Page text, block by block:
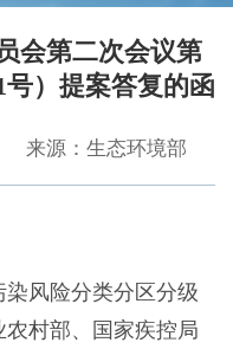
会第二次会议第
号）提案答复的函
来源：生态环境部
风险分类分区分级
村部、国家疾控局